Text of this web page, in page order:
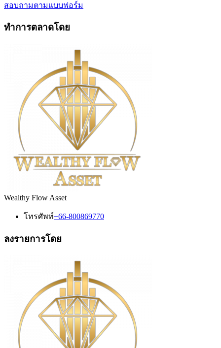
สอบถามตามแบบฟอร์ม
ทำการตลาดโดย
Wealthy Flow Asset
โทรศัพท์+66-800869770
ลงรายการโดย